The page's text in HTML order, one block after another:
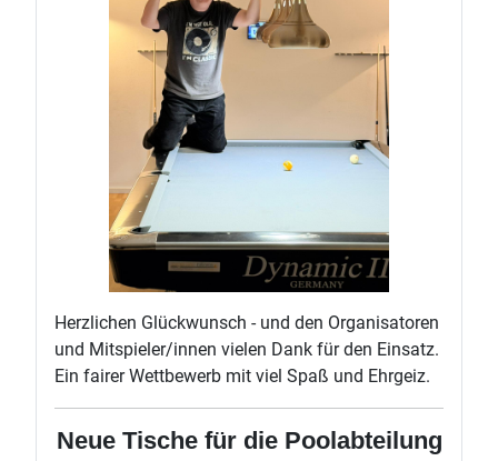
Herzlichen Glückwunsch - und den Organisatoren
und Mitspieler/innen vielen Dank für den Einsatz.
Ein fairer Wettbewerb mit viel Spaß und Ehrgeiz.
Neue Tische für die Poolabteilung